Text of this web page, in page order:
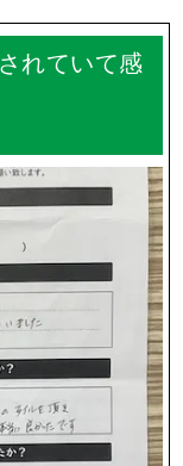
れていて感